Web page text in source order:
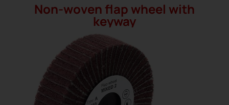
Non-woven flap wheel with
keyway